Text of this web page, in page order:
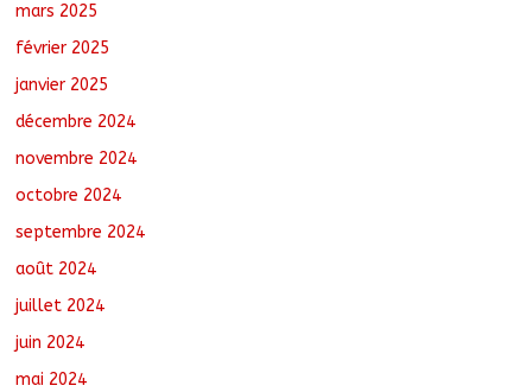
mars 2025
février 2025
janvier 2025
décembre 2024
novembre 2024
octobre 2024
septembre 2024
août 2024
juillet 2024
juin 2024
mai 2024